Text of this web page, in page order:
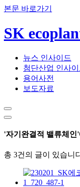
본문 바로가기
SK
뉴스 인사이드
첨단산업 인사이
용어사전
보도자료
'자기완결적 밸류체
총 3건의 글이 있습니